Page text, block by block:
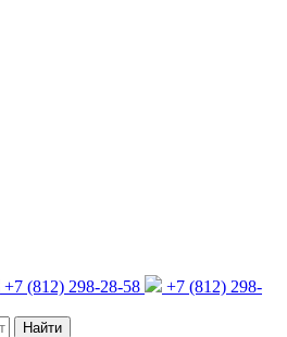
+7 (812) 298-28-58
+7 (812) 298-
Найти